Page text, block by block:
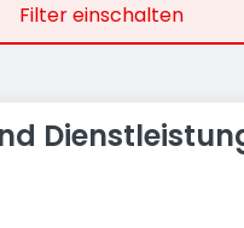
Filter einschalten